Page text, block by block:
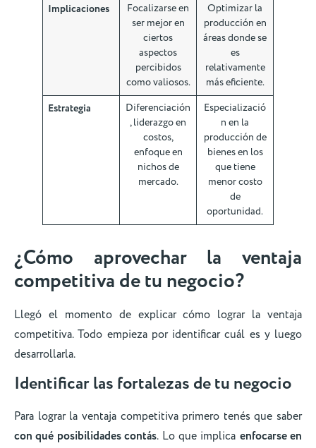
Implicaciones
Focalizarse en
ser mejor en
ciertos
aspectos
percibidos
como valiosos.
Optimizar la
producción en
áreas donde se
es
relativamente
más eficiente.
Estrategia
Diferenciación
, liderazgo en
costos,
enfoque en
nichos de
mercado.
Especializació
n en la
producción de
bienes en los
que tiene
menor costo
de
oportunidad.
¿Cómo aprovechar la ventaja
competitiva de tu negocio?
Llegó el momento de explicar cómo lograr la ventaja
competitiva. Todo empieza por identificar cuál es y luego
desarrollarla.
Identificar las fortalezas de tu negocio
Para lograr la ventaja competitiva primero tenés que saber
con qué posibilidades contás. Lo que implica enfocarse en